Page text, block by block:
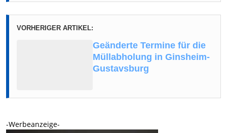
VORHERIGER ARTIKEL:
Geänderte Termine für die
Müllabholung in Ginsheim-
Gustavsburg
-Werbeanzeige-